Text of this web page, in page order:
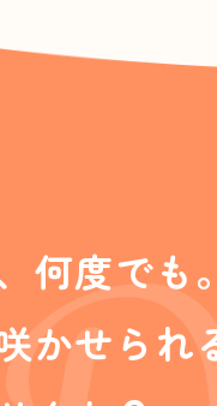
何度でも。
かせられ